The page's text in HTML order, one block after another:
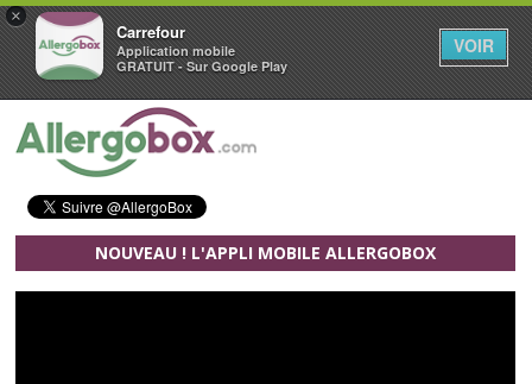
×
Carrefour
Application mobile
GRATUIT - Sur Google Play
VOIR
Aller au contenu principal
NOUVEAU ! L'APPLI MOBILE ALLERGOBOX